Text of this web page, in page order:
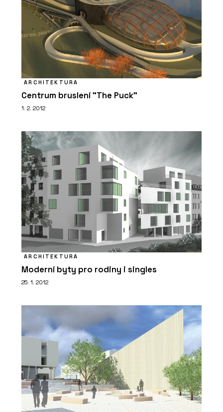
ARCHITEKTURA
Centrum bruslení "The Puck"
1. 2. 2012
ARCHITEKTURA
Moderní byty pro rodiny i singles
25. 1. 2012